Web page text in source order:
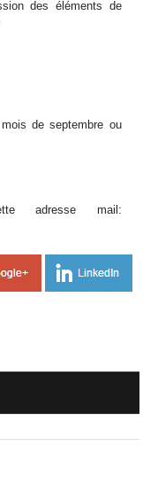
des éléments de
de septembre ou
adresse mail: